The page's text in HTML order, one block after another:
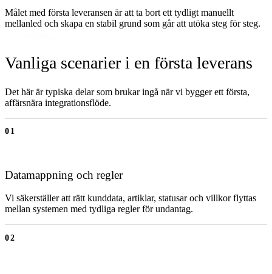
Målet med första leveransen är att ta bort ett tydligt manuellt
mellanled och skapa en stabil grund som går att utöka steg för steg.
Vanliga scenarier i en första leverans
Det här är typiska delar som brukar ingå när vi bygger ett första,
affärsnära integrationsflöde.
01
Datamappning och regler
Vi säkerställer att rätt kunddata, artiklar, statusar och villkor flyttas
mellan systemen med tydliga regler för undantag.
02